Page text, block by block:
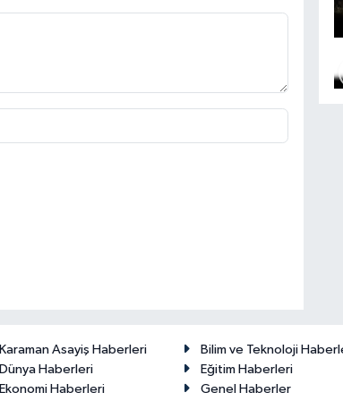
Karaman Asayiş Haberleri
Bilim ve Teknoloji
Dünya Haberleri
Eğitim Haberleri
Ekonomi Haberleri
Genel Haberler